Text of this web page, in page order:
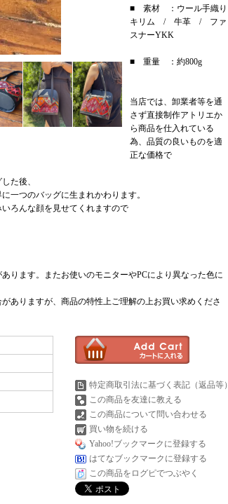
■ 素材 ：ウール手織り
キリム / 牛革 / ファ
スナーYKK
■ 重量 ：約800g
当店では、卸業者等を通
さず直接制作アトリエか
ら商品を仕入れている
為、品質の良いものを適
正な価格で
た後、
一つのバッグに生まれかわります。
ろんな顔を見せてくれますので
ります。またお使いのモニターやPCにより異なった色に
ありますが、商品の特性上ご理解の上お買い求めくださ
特定商取引法に基づく表記（返品等）
この商品を友達に教える
この商品について問い合わせる
買い物を続ける
Yahoo!ブックマークに登録する
はてなブックマークに登録する
この商品をログピでつぶやく